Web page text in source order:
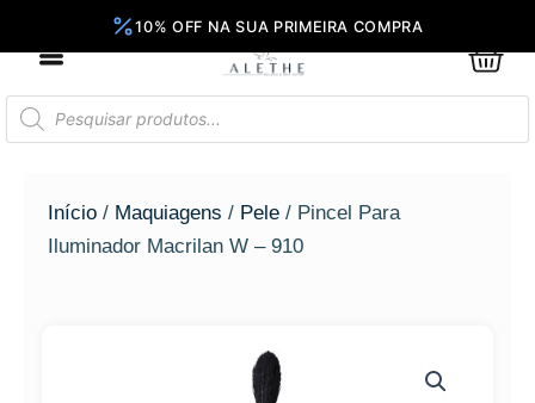
conteúdo
Pesquisar
produtos
Início / Maquiagens / Pele / Pincel Para
Iluminador Macrilan W – 910